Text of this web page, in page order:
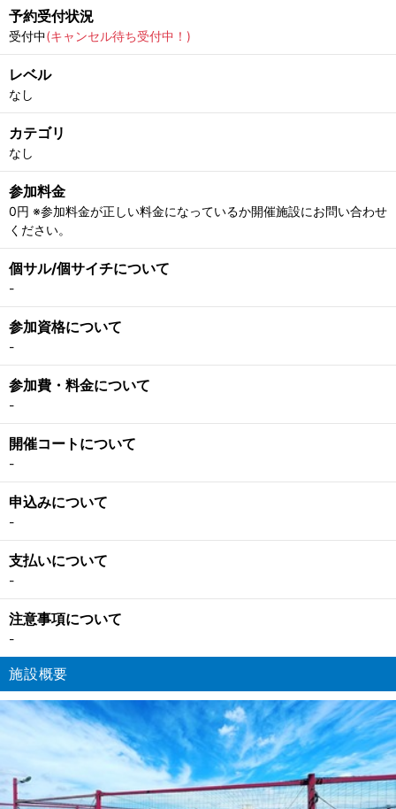
予約受付状況
受付中(キャンセル待ち受付中！)
レベル
なし
カテゴリ
なし
参加料金
0円 ※参加料金が正しい料金になっているか開催施設にお問い合わせ
ください。
個サル/個サイチについて
-
参加資格について
-
参加費・料金について
-
開催コートについて
-
申込みについて
-
支払いについて
-
注意事項について
-
施設概要